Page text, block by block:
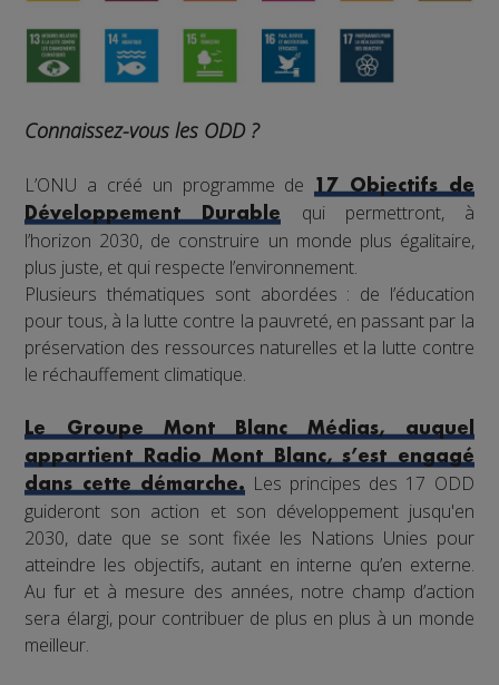
Connaissez-vous les ODD ?
L’ONU a créé un programme de17 Objectifs de
Développement Durable
qui permettront, à
l’horizon 2030, de construire un monde plus égalitaire,
plus juste, et qui respecte l’environnement.
Plusieurs thématiques sont abordées : de l’éducation
pour tous, à la lutte contre la pauvreté, en passant par la
préservation des ressources naturelles et la lutte contre
le réchauffement climatique.
Le Groupe Mont Blanc Médias, auquel
appartient Radio Mont Blanc, s’est engagé
dans cette démarche.Les principes des 17 ODD
guideront son action et son développement jusqu'en
2030, date que se sont fixée les Nations Unies pour
atteindre les objectifs, autant en interne qu’en externe.
Au fur et à mesure des années, notre champ d’action
sera élargi, pour contribuer de plus en plus à un monde
meilleur.